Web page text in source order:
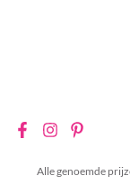
Alle genoemde